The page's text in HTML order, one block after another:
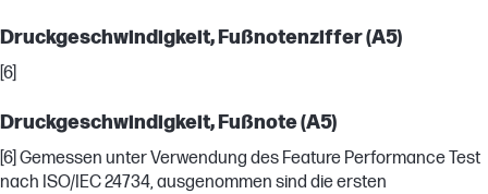
Druckgeschwindigkeit, Fußnotenziffer (A5)
[6]
Druckgeschwindigkeit, Fußnote (A5)
[6] Gemessen unter Verwendung des Feature Performance Test
nach ISO/IEC 24734, ausgenommen sind die ersten